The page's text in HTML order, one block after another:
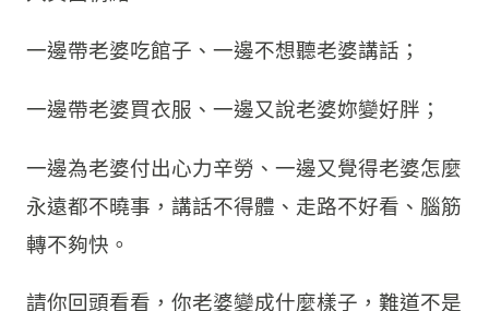
一邊帶老婆吃館子、一邊不想聽老婆講話；
一邊帶老婆買衣服、一邊又說老婆妳變好胖；
一邊為老婆付出心力辛勞、一邊又覺得老婆怎麼
永遠都不曉事，講話不得體、走路不好看、腦筋
轉不夠快。
請你回頭看看，你老婆變成什麼樣子，難道不是